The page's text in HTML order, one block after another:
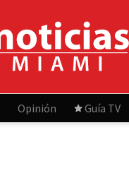
Opinión Guía TV